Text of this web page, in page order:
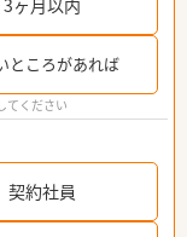
3ヶ月以内
ところがあれば
てください
契約社員